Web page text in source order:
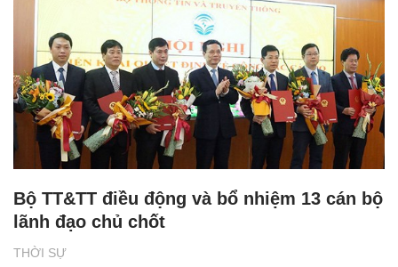
THỜI SỰ
Bộ TT&TT điều động và bổ nhiệm 13 cán bộ
lãnh đạo chủ chốt